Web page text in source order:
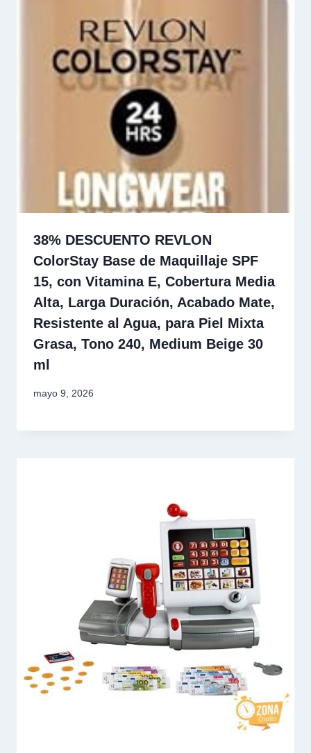
38% DESCUENTO REVLON
ColorStay Base de Maquillaje SPF
15, con Vitamina E, Cobertura Media
Alta, Larga Duración, Acabado Mate,
Resistente al Agua, para Piel Mixta
Grasa, Tono 240, Medium Beige 30
ml
mayo 9, 2026